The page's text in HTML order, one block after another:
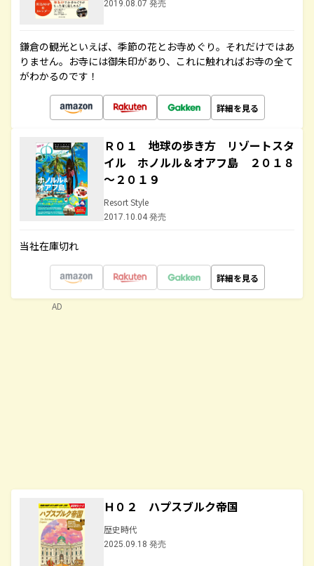
2019.08.07 発売
鎌倉の観光といえば、季節の花とお寺めぐり。それだけではあ
りません。お寺には御朱印があり、これに触れればお寺の全て
がわかるのです！
詳細を見る
Ｒ０１ 地球の歩き方 リゾートスタ
イル ホノルル＆オアフ島 ２０１８
～２０１９
Resort Style
2017.10.04 発売
当社在庫切れ
詳細を見る
Ｈ０２ ハプスブルク帝国
歴史時代
2025.09.18 発売
AD